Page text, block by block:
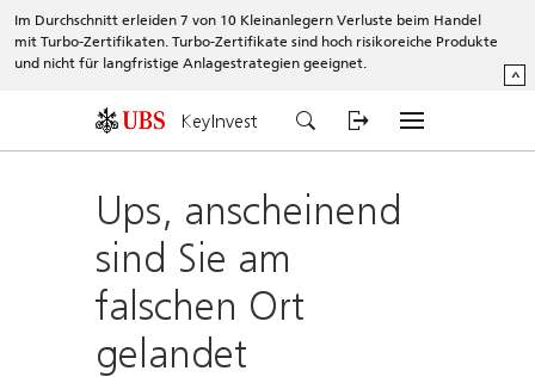
Im Durchschnitt erleiden 7 von 10 Kleinanlegern Verluste beim Handel
mit Turbo-Zertifikaten. Turbo-Zertifikate sind hoch risikoreiche Produkte
und nicht für langfristige Anlagestrategien geeignet.
^
KeyInvest
Ups, anscheinend
sind Sie am
falschen Ort
gelandet